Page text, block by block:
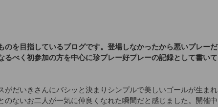
のを目指しているブログです。登場しなかったから悪いプレーだ
るべく初参加の方を中心に珍プレー好プレーの記録として書いて
がだいきさんにバシッと決まりシンプルで美しいゴールが生まれ
のないお二人が一気に仲良くなれた瞬間だと感じました。開催中